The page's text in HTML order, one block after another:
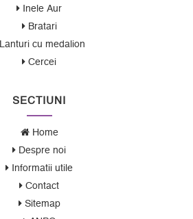
Inele Aur
Bratari
Lanturi cu medalion
Cercei
SECTIUNI
Home
Despre noi
Informatii utile
Contact
Sitemap